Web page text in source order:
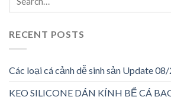
RECENT POSTS
Các loại cá cảnh dễ sinh sản Update
KEO SILICONE DÁN KÍNH BỂ CÁ